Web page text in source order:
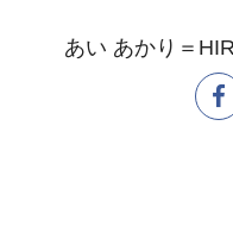
あい あかり＝